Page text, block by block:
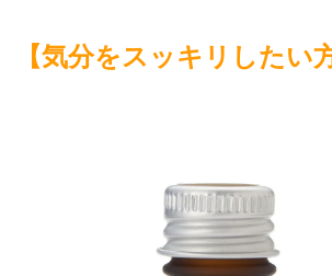
【気分をスッキリしたい